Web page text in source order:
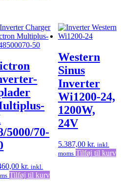
5000/70-
kr. inkl.
Tilføj til kurv
Western
Sinus
Inverter
Wi1200-24,
1200W,
24V
5.387,00 kr. inkl.
moms Tilføj til kurv